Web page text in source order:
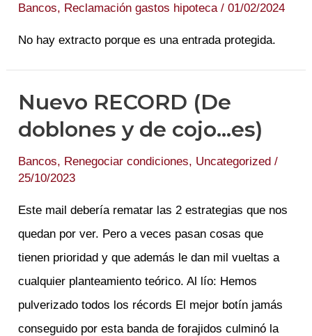
Bancos, Reclamación gastos hipoteca /01/02/2024
No hay extracto porque es una entrada protegida.
Nuevo RECORD (De
doblones y de cojo…es)
Bancos, Renegociar condiciones, Uncategorized /
25/10/2023
Este mail debería rematar las 2 estrategias que nos
quedan por ver. Pero a veces pasan cosas que
tienen prioridad y que además le dan mil vueltas a
cualquier planteamiento teórico. Al lío: Hemos
pulverizado todos los récords El mejor botín jamás
conseguido por esta banda de forajidos culminó la